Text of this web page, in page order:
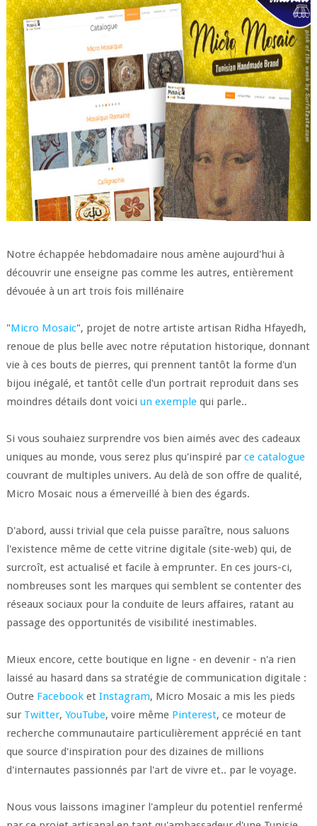
Notre échappée hebdomadaire nous amène aujourd'hui à
découvrir une enseigne pas comme les autres, entièrement
dévouée à un art trois fois millénaire
"Micro Mosaic", projet de notre artiste artisan Ridha Hfayedh,
renoue de plus belle avec notre réputation historique, donnant
vie à ces bouts de pierres, qui prennent tantôt la forme d'un
bijou inégalé, et tantôt celle d'un portrait reproduit dans ses
moindres détails dont voici un exemplequi parle..
Si vous souhaiez surprendre vos bien aimés avec des cadeaux
uniques au monde, vous serez plus qu'inspiré par ce catalogue
couvrant de multiples univers. Au delà de son offre de qualité,
Micro Mosaic nous a émerveillé à bien des égards.
D'abord, aussi trivial que cela puisse paraître, nous saluons
l'existence même de cette vitrine digitale (site-web) qui, de
surcroît, est actualisé et facile à emprunter. En ces jours-ci,
nombreuses sont les marques qui semblent se contenter des
réseaux sociaux pour la conduite de leurs affaires, ratant au
passage des opportunités de visibilité inestimables.
Mieux encore, cette boutique en ligne - en devenir - n'a rien
laissé au hasard dans sa stratégie de communication digitale :
Outre Facebooket Instagram, Micro Mosaic a mis les pieds
sur Twitter, YouTube, voire même Pinterest, ce moteur de
recherche communautaire particulièrement apprécié en tant
que source d'inspiration pour des dizaines de millions
d'internautes passionnés par l'art de vivre et.. par le voyage.
Nous vous laissons imaginer l'ampleur du potentiel renfermé